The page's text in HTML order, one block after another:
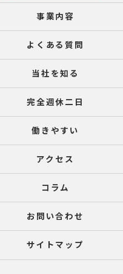
事業内容
よくある質問
当社を知る
完全週休二日
働きやすい
アクセス
コラム
お問い合わせ
サイトマップ